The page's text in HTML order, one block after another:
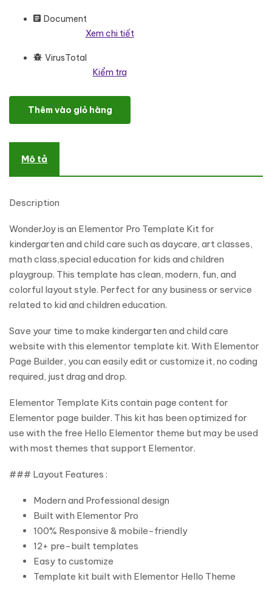
Document
Xem chi tiết
VirusTotal
Kiểm tra
WonderJoy - Kindergarten & Child Care Elementor Pro Template
Thêm vào giỏ hàng
Mô tả
Description
WonderJoy is an Elementor Pro Template Kit for
kindergarten and child care such as daycare, art classes,
math class,special education for kids and children
playgroup. This template has clean, modern, fun, and
colorful layout style. Perfect for any business or service
related to kid and children education.
Save your time to make kindergarten and child care
website with this elementor template kit. With Elementor
Page Builder, you can easily edit or customize it, no coding
required, just drag and drop.
Elementor Template Kits contain page content for
Elementor page builder. This kit has been optimized for
use with the free Hello Elementor theme but may be used
with most themes that support Elementor.
### Layout Features :
Modern and Professional design
Built with Elementor Pro
100% Responsive & mobile-friendly
12+ pre-built templates
Easy to customize
Template kit built with Elementor Hello Theme